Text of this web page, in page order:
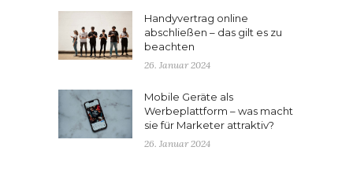
Handyvertrag online
abschließen – das gilt es zu
beachten
26. Januar 2024
Mobile Geräte als
Werbeplattform – was macht
sie für Marketer attraktiv?
26. Januar 2024